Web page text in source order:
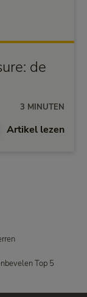
de
3 MINUTEN
Artikel lezen
Top 5